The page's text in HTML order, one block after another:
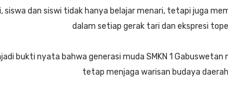
siswa dan siswi tidak hanya belajar menari, tetapi juga
dalam setiap gerak tari dan ekspresi
bukti nyata bahwa generasi muda SMKN 1 Gabuswetan
tetap menjaga warisan budaya